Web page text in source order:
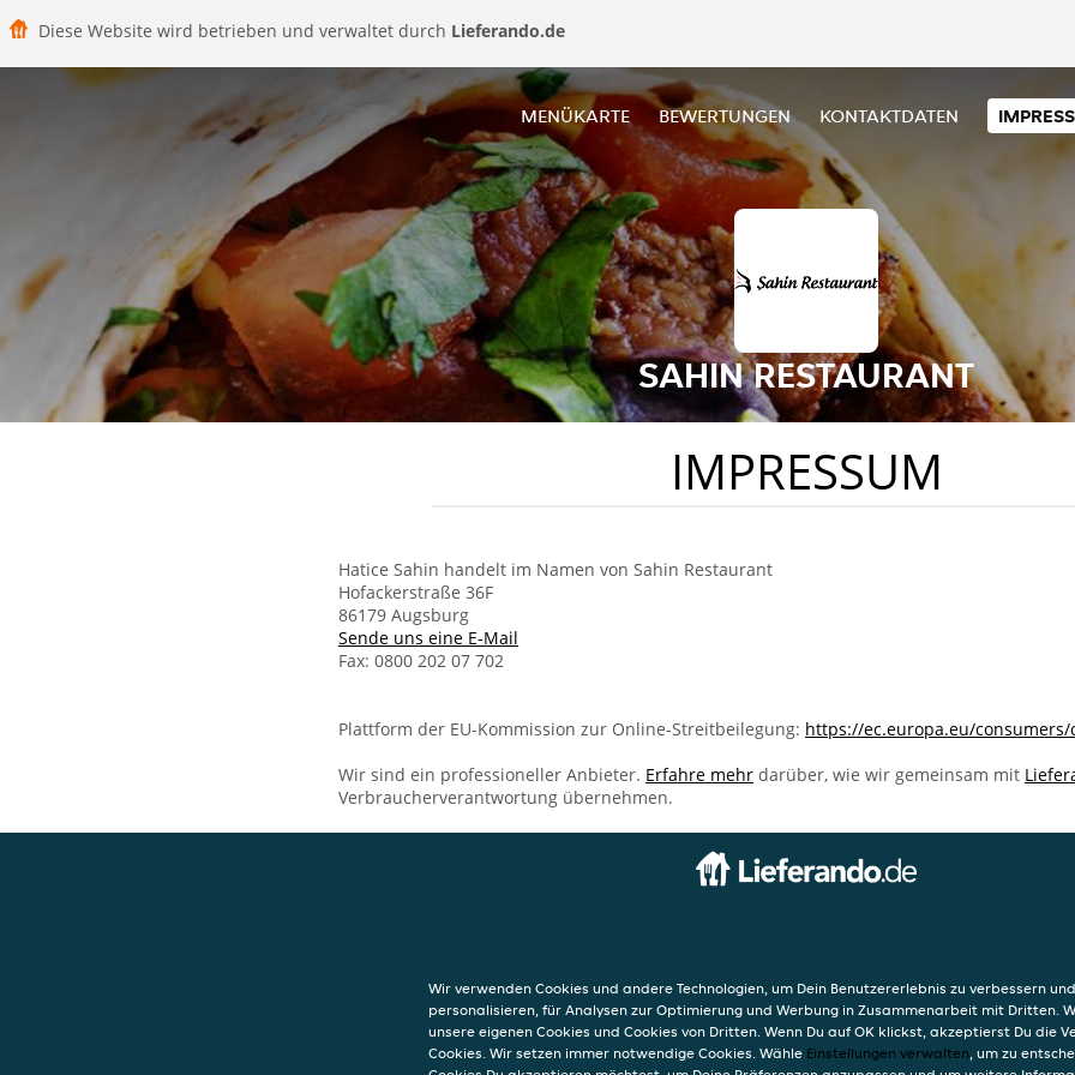
Diese Website wird betrieben und verwaltet durch Lieferando.de
MENÜKARTE BEWERTUNGEN KONTAKTDATEN
SAHIN RESTAURANT
IMPRESSUM
Hatice Sahin handelt im Namen von Sahin Restaurant
Hofackerstraße 36F
86179 Augsburg
Sende uns eine E-Mail
Fax: 0800 202 07 702
Plattform der EU-Kommission zur Online-Streitbeilegung: https://ec.europa.eu/
Wir sind ein professioneller Anbieter. Erfahre mehr darüber, wie wir gemeinsam mit
Verbraucherverantwortung übernehmen.
Hofackerstraße 36F
86179 Augsburg
Wir verwenden Cookies und andere Technologien, um Dein Benutzererlebnis zu verbessern
personalisieren, für Analysen zur Optimierung und Werbung in Zusammenarbeit mit Dritten.
unsere eigenen Cookies und Cookies von Dritten. Wenn Du auf OK klickst, akzeptierst Du die
Cookies. Wir setzen immer notwendige Cookies. Wähle Einstellungen verwalten, um zu